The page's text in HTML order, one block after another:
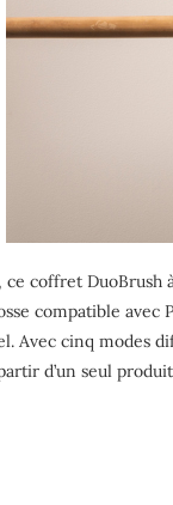
coffret DuoBrush
compatible
Avec cinq modes
d’un seul